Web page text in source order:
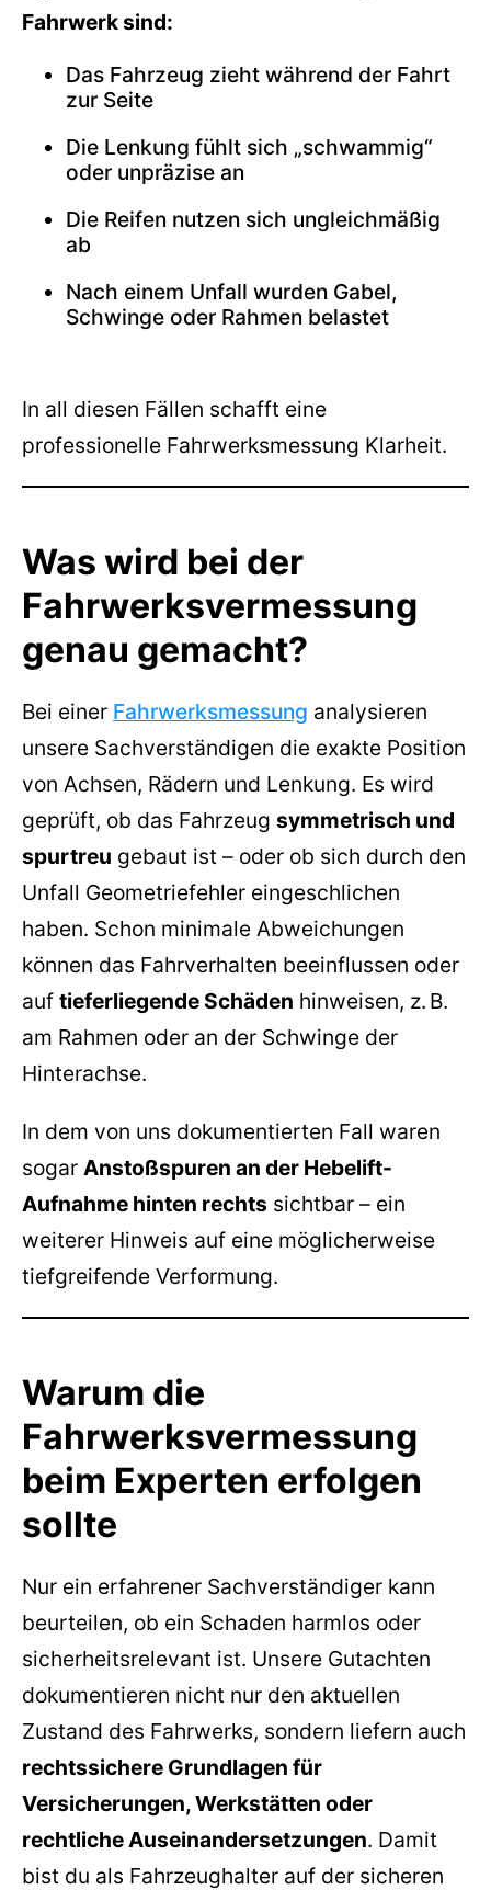
Fahrwerk sind:
Das Fahrzeug zieht während der Fahrt
zur Seite
Die Lenkung fühlt sich „schwammig“
oder unpräzise an
Die Reifen nutzen sich ungleichmäßig
ab
Nach einem Unfall wurden Gabel,
Schwinge oder Rahmen belastet
In all diesen Fällen schafft eine
professionelle Fahrwerksmessung Klarheit.
Was wird bei der
Fahrwerksvermessung
genau gemacht?
Bei einer Fahrwerksmessung analysieren
unsere Sachverständigen die exakte Position
von Achsen, Rädern und Lenkung. Es wird
geprüft, ob das Fahrzeug symmetrisch und
spurtreu gebaut ist – oder ob sich durch den
Unfall Geometriefehler eingeschlichen
haben. Schon minimale Abweichungen
können das Fahrverhalten beeinflussen oder
auf tieferliegende Schäden hinweisen, z. B.
am Rahmen oder an der Schwinge der
Hinterachse.
In dem von uns dokumentierten Fall waren
sogar Anstoßspuren an der Hebelift-
Aufnahme hinten rechts sichtbar – ein
weiterer Hinweis auf eine möglicherweise
tiefgreifende Verformung.
Warum die
Fahrwerksvermessung
beim Experten erfolgen
sollte
Nur ein erfahrener Sachverständiger kann
beurteilen, ob ein Schaden harmlos oder
sicherheitsrelevant ist. Unsere Gutachten
dokumentieren nicht nur den aktuellen
Zustand des Fahrwerks, sondern liefern auch
rechtssichere Grundlagen für
Versicherungen, Werkstätten oder
rechtliche Auseinandersetzungen. Damit
bist du als Fahrzeughalter auf der sicheren